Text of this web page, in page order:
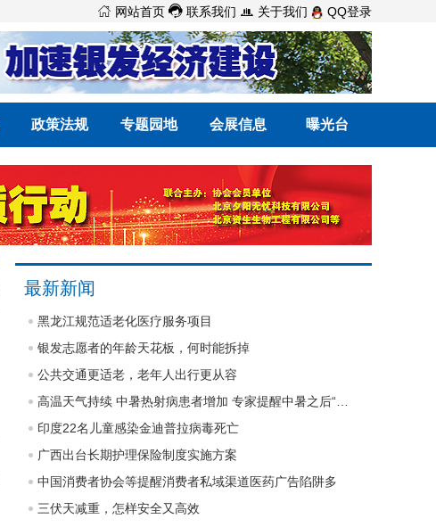
 网站首页  联系我们  关于我们 QQ登录
政策法规 专题园地 会展信息 曝光台
最新新闻
黑龙江规范适老化医疗服务项目
银发志愿者的年龄天花板，何时能拆掉
公共交通更适老，老年人出行更从容
印度22名儿童感染金迪普拉病毒死亡
广西出台长期护理保险制度实施方案
中国消费者协会等提醒消费者私域渠道医药广告陷阱多
三伏天减重，怎样安全又高效